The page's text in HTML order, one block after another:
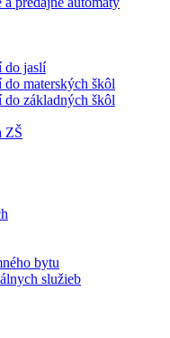
do jaslí
materských škôl
do základných škôl
ZŠ
bytu
služieb